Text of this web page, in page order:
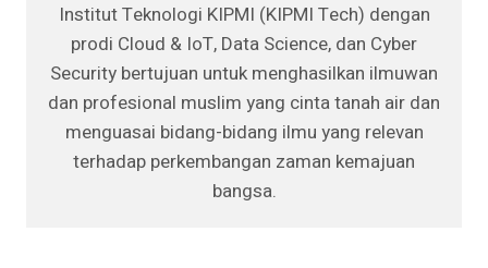
Institut Teknologi KIPMI (KIPMI Tech) dengan
prodi Cloud & IoT, Data Science, dan Cyber
Security bertujuan untuk menghasilkan ilmuwan
dan profesional muslim yang cinta tanah air dan
menguasai bidang-bidang ilmu yang relevan
terhadap perkembangan zaman kemajuan
bangsa.